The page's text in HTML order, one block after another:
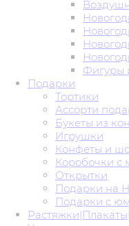
Фигуры
Подарки
Тортики
Ассорти
Букеты из
Игрушки
Конфеты и
Коробочки с
Открытки
Подарки на
Подарки с